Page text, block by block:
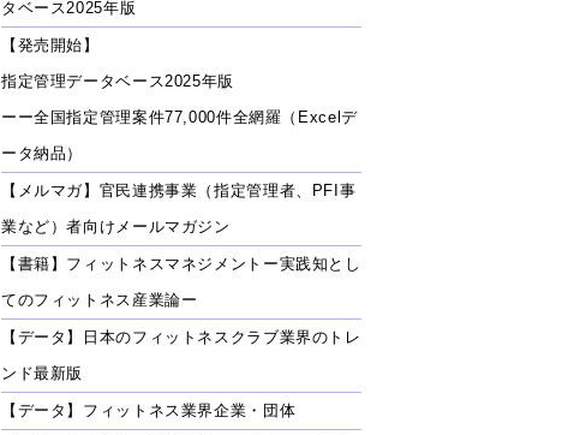
タベース2025年版
【発売開始】
指定管理データベース2025年版
ーー全国指定管理案件77,000件全網羅（Excelデ
ータ納品）
【メルマガ】官民連携事業（指定管理者、PFI事
業など）者向けメールマガジン
【書籍】フィットネスマネジメントー実践知とし
てのフィットネス産業論ー
【データ】日本のフィットネスクラブ業界のトレ
ンド最新版
【データ】フィットネス業界企業・団体